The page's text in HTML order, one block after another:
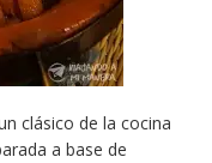
clásico de la cocina
a base de